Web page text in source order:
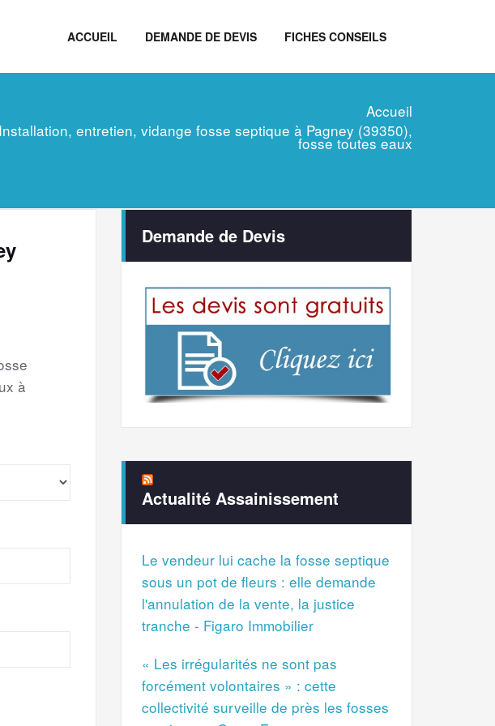
ACCUEIL DEMANDE DE DEVIS FICHES CONSEILS
Accueil
Installation, entretien, vidange fosse septique à Pagney (39350),
fosse toutes eaux
à
Demande de Devis
Actualité Assainissement
Le vendeur lui cache la fosse septique
sous un pot de fleurs : elle demande
l'annulation de la vente, la justice
tranche - Figaro Immobilier
« Les irrégularités ne sont pas
forcément volontaires » : cette
collectivité surveille de près les fosses